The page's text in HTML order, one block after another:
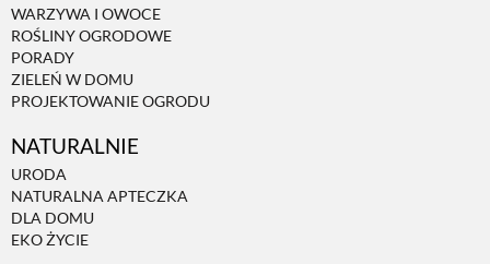
WARZYWA I OWOCE
ROŚLINY OGRODOWE
PORADY
ZIELEŃ W DOMU
PROJEKTOWANIE OGRODU
NATURALNIE
URODA
NATURALNA APTECZKA
DLA DOMU
EKO ŻYCIE
NATURALNA APTECZKA